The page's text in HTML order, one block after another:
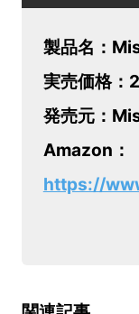
製品名：
実売価格：
発売元：
Amazon：
https://